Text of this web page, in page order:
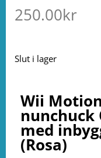
250.00kr
Slut i lager
Wii
nunchuck
med
(Rosa)